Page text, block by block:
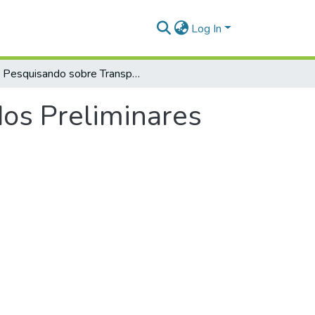
Log In
Pesquisando sobre Transparência: Resultados Preliminares de um Mapeamento Sistemático
Preliminares